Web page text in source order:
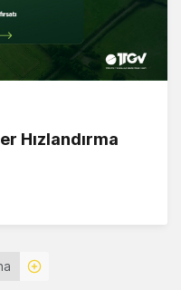
Hızlandırma